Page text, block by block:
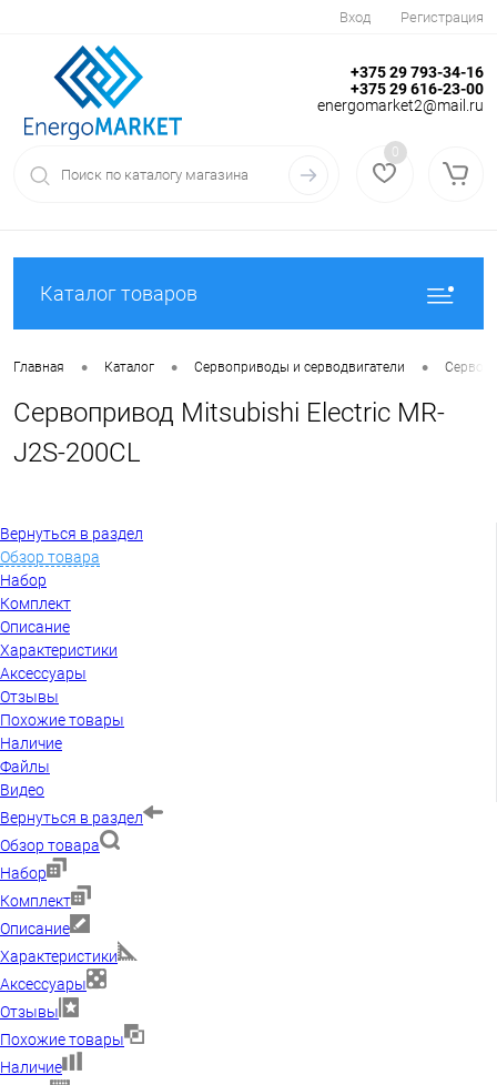
Вход Регистрация
+375 29 793-34-16
+375 29 616-23-00
energomarket2@mail.ru
0
Каталог товаров
Главная • Каталог • Сервоприводы и серводвигатели •
Сервопривод Mitsubishi Electric MR-
J2S-200CL
Вернуться в раздел
Обзор товара
Набор
Комплект
Описание
Характеристики
Аксессуары
Отзывы
Похожие товары
Наличие
Файлы
Видео
Вернуться в раздел
Обзор товара
Набор
Комплект
Описание
Характеристики
Аксессуары
Отзывы
Похожие товары
Наличие